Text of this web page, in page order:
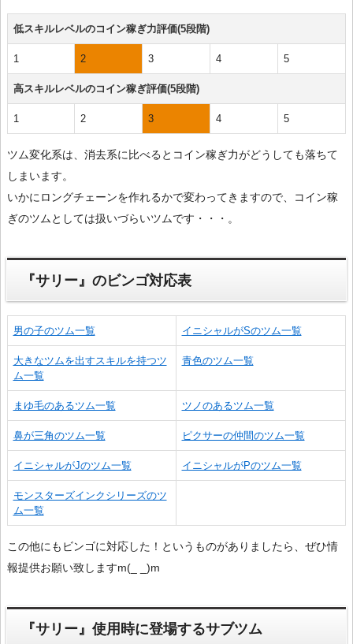
低スキルレベルのコイン稼ぎ力評価(5段階)
1 2 3 4 5
高スキルレベルのコイン稼ぎ評価(5段階)
1 2 3 4 5
ツム変化系は、消去系に比べるとコイン稼ぎ力がどうしても落ちて
しまいます。
いかにロングチェーンを作れるかで変わってきますので、コイン稼
ぎのツムとしては扱いづらいツムです・・・。
『サリー』のビンゴ対応表
男の子のツム一覧 イニシャルがSのツム一覧
大きなツムを出すスキルを持つツ
ム一覧
青色のツム一覧
まゆ毛のあるツム一覧 ツノのあるツム一覧
鼻が三角のツム一覧 ピクサーの仲間のツム一覧
イニシャルがJのツム一覧 イニシャルがPのツム一覧
モンスターズインクシリーズのツ
ム一覧
この他にもビンゴに対応した！というものがありましたら、ぜひ情
報提供お願い致しますm(_ _)m
『サリー』使用時に登場するサブツム